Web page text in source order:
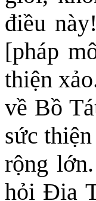
điều
[pháp
thiện
về Bồ
sức
rộng
hỏi Địa